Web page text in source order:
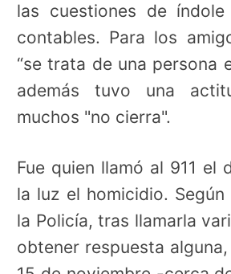
las cuestiones de
contables. Para los
“se trata de una persona
además tuvo una
muchos "no cierra".
Fue quien llamó al 911 el
la luz el homicidio.
la Policía, tras llamarla
obtener respuesta